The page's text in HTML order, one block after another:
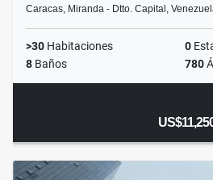
Caracas, Miranda - Dtto. Capital,
>30 Habitaciones 0
8 Baños 780